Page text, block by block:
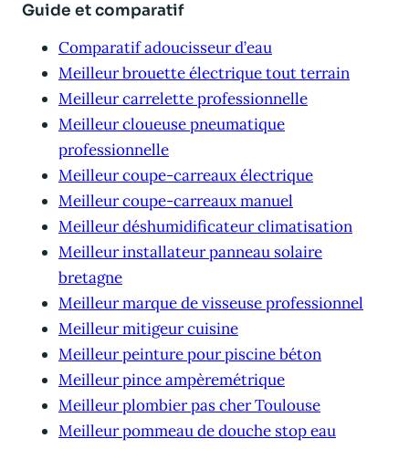
Guide et comparatif
Comparatif adoucisseur d’eau
Meilleur brouette électrique tout terrain
Meilleur carrelette professionnelle
Meilleur cloueuse pneumatique
professionnelle
Meilleur coupe-carreaux électrique
Meilleur coupe-carreaux manuel
Meilleur déshumidificateur climatisation
Meilleur installateur panneau solaire
bretagne
Meilleur marque de visseuse professionnel
Meilleur mitigeur cuisine
Meilleur peinture pour piscine béton
Meilleur pince ampèremétrique
Meilleur plombier pas cher Toulouse
Meilleur pommeau de douche stop eau